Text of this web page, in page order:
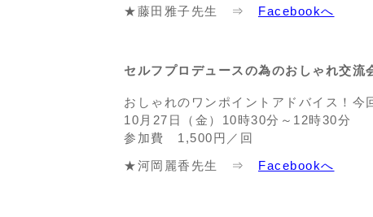
★藤田雅子先生 ⇒ Facebookへ
セルフプロデュースの為のおしゃれ交流
おしゃれのワンポイントアドバイス！今
10月27日（金）10時30分～12時30分
参加費 1,500円／回
★河岡麗香先生 ⇒ Facebookへ